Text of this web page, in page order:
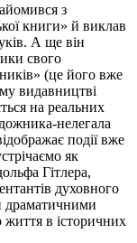
з
книги» й виклав
А ще він
свого
(це його вже
видавництві
на реальних
нелегала
події вже
як
Гітлера,
духовного
драматичними
життя в історичних